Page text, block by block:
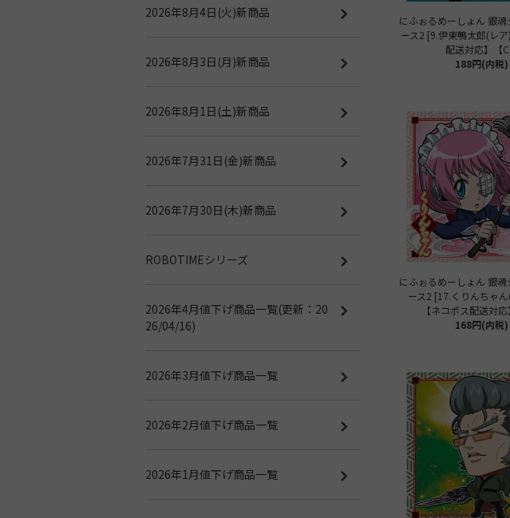
にふぉるめーしょん 銀魂
ース2 [9.伊東鴨太郎(レ
配送対応】【C
188円(内税)
にふぉるめーしょん 銀魂
ース2 [17.くりんちゃ
【ネコポス配送対応
168円(内税)
2026年8月4日(火)新商品
2026年8月3日(月)新商品
2026年8月1日(土)新商品
2026年7月31日(金)新商品
2026年7月30日(木)新商品
ROBOTIMEシリーズ
2026年4月値下げ商品一覧(更新：20
26/04/16)
2026年3月値下げ商品一覧
2026年2月値下げ商品一覧
2026年1月値下げ商品一覧